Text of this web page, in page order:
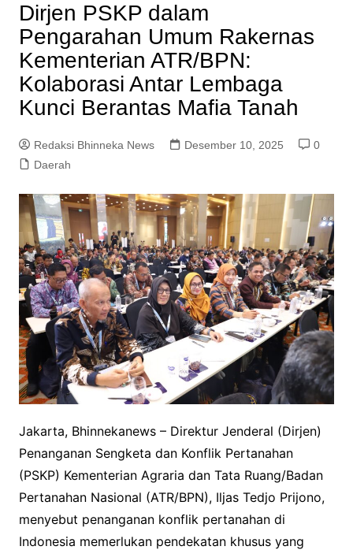
Dirjen PSKP dalam
Pengarahan Umum Rakernas
Kementerian ATR/BPN:
Kolaborasi Antar Lembaga
Kunci Berantas Mafia Tanah
Redaksi Bhinneka News Desember 10, 2025
0
Daerah
Jakarta, Bhinnekanews – Direktur Jenderal (Dirjen)
Penanganan Sengketa dan Konflik Pertanahan
(PSKP) Kementerian Agraria dan Tata Ruang/Badan
Pertanahan Nasional (ATR/BPN), Iljas Tedjo Prijono,
menyebut penanganan konflik pertanahan di
Indonesia memerlukan pendekatan khusus yang